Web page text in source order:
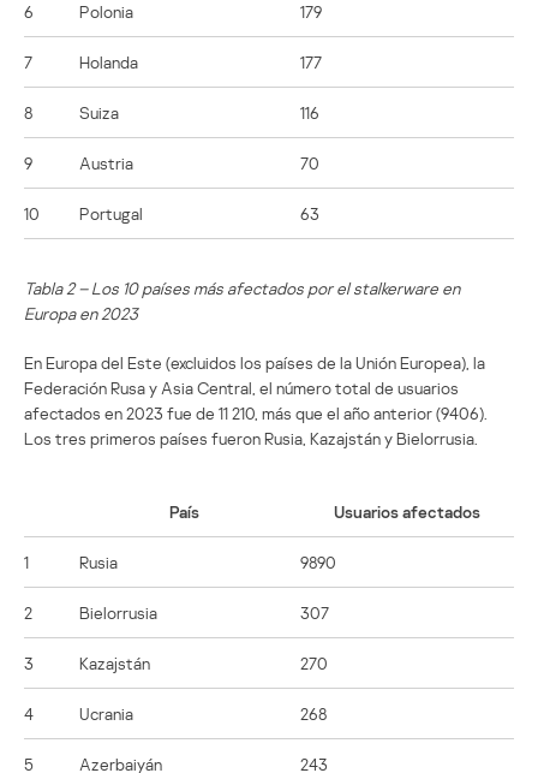
6 Polonia 179
7 Holanda 177
8 Suiza 116
9 Austria 70
10 Portugal 63
Tabla 2 – Los 10 países más afectados por el stalkerware en
Europa en 2023
En Europa del Este (excluidos los países de la Unión Europea), la
Federación Rusa y Asia Central, el número total de usuarios
afectados en 2023 fue de 11 210, más que el año anterior (9406).
Los tres primeros países fueron Rusia, Kazajstán y Bielorrusia.
País Usuarios afectados
1 Rusia 9890
2 Bielorrusia 307
3 Kazajstán 270
4 Ucrania 268
5 Azerbaiyán 243